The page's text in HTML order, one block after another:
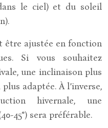
le ciel) et du soleil
être ajustée en fonction
Si vous souhaitez
une inclinaison plus
adaptée. À l’inverse,
hivernale, une
45°) sera préférable.